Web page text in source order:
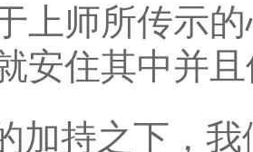
上师所传示
安住其中并
加持之下，